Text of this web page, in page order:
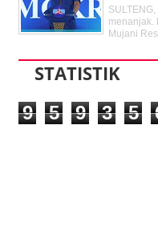
menanjak.
Mujani
STATISTIK
9 5 9 3 5